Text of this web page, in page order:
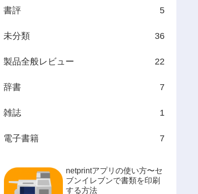
書評 5
未分類 36
製品全般レビュー 22
辞書 7
雑誌 1
電子書籍 7
netprintアプリの使い方〜セ
ブンイレブンで書類を印刷
する方法